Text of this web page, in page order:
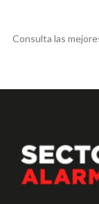
Consulta las